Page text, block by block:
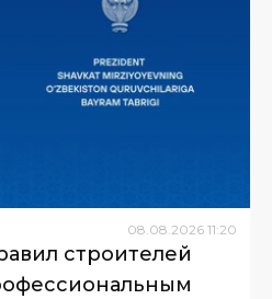
08.08.2026 11:20
строителей